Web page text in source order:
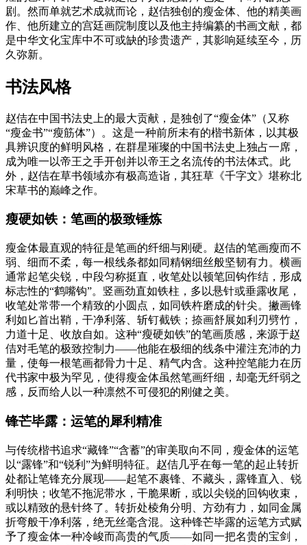
剧。然而单就艺术成就而论，赵佶独创的瘦金体、他的精美画
作、他所建立的宫廷画院制度以及他主持编纂的书画文献，都
是中华文化宝库中不可或缺的珍贵遗产，其影响延续至今，历
久弥新。
书法风格
赵佶在中国书法史上的最大贡献，是独创了“瘦金体”（又称
“瘦金书”“瘦筋体”）。这是一种前所未有的楷书新体，以其极
具辨识度的鲜明风格，在群星璀璨的中国书法史上独占一席，
成为唯一以帝王之手开创并以帝王之名流传的书法体式。此
外，赵佶在草书领域亦有极高造诣，其狂草《千字文》堪称北
宋草书的巅峰之作。
瘦硬如铁：笔画的极致锤炼
瘦金体最直观的特征是笔画的纤细与刚硬。赵佶的笔画瘦而不
弱、细而不柔，每一根线条都如同精钢细丝般坚韧有力。横画
通常起笔尖锐，中段匀称挺直，收笔处以顿笔回钩作结，形成
标志性的“鹤嘴钩”。竖画劲直如铁柱，多以悬针或垂露收尾，
收笔处常带一个精致的小圆点，如同铁杵磨成的针尖。撇画锋
利如匕首出鞘，干净利落、斩钉截铁；捺画舒展如利刃劈竹，
力道十足、收放自如。这种“瘦硬如铁”的笔画质感，来源于赵
佶对毛笔的极致控制力——他能在极细的线条中灌注充沛的力
量，使每一根笔画都骨力十足、精气内含。这种控笔能力在历
代书家中极为罕见，使得瘦金体虽然笔画纤细，却毫无纤弱之
感，反而给人以一种凛然不可侵犯的刚健之美。
锋芒毕露：运笔的犀利精准
与传统楷书追求“藏锋”“含蓄”的审美取向不同，瘦金体的运笔
以“露锋”和“锐利”为鲜明特征。赵佶几乎在每一笔的起止转折
处都让笔锋充分展现——起笔不裹锋、不藏头，露锋直入、锐
利明快；收笔不拖泥带水，干脆果断，或以尖锐的回钩收束，
或以精致的悬针终了。转折处棱角分明、方劲有力，如同金属
折弯般干净利落，绝无丝毫含混。这种锋芒毕露的运笔方式赋
予了瘦金体一种冷峻而高贵的气质——如同一把名贵的宝剑，